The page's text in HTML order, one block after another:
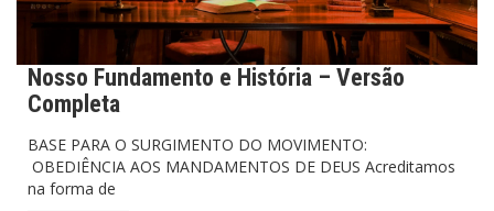
Nosso Fundamento e História – Versão
Completa
BASE PARA O SURGIMENTO DO MOVIMENTO:
OBEDIÊNCIA AOS MANDAMENTOS DE DEUS Acreditamos
na forma de